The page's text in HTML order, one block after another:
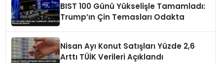
BIST 100 Günü Yükselişle Tamamladı:
Trump’ın Çin Temasları Odakta
Nisan Ayı Konut Satışları Yüzde 2,6
Arttı TÜİK Verileri Açıklandı